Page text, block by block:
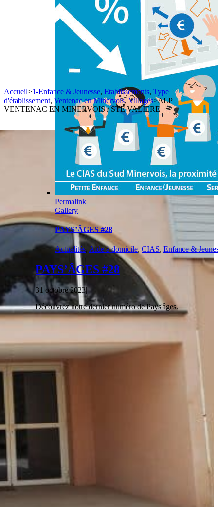
Permalink
Gallery
PAYS’ÂGES #28
Actualités, Aide à domicile, CIAS, Enfance &
PAYS’ÂGES #28
31 octobre 2023|
Découvrez notre dernier numéro de Pays'âges.
Accueil>1-Enfance & Jeunesse, Etablissements, Type
d'établissement, Ventenac en Minervois,Villages>ALP
VENTENAC EN MINERVOIS / STE VALIERE